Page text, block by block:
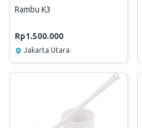
Rambu K3
Rp1.500.000
Jakarta Utara